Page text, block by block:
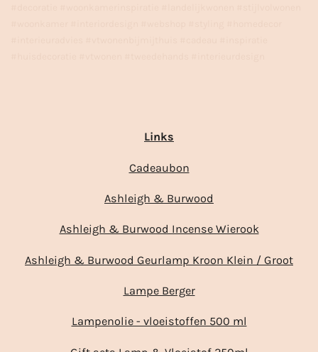
Links
Cadeaubon
Ashleigh & Burwood
Ashleigh & Burwood Incense Wierook
Ashleigh & Burwood Geurlamp Kroon Klein / Groot
Lampe Berger
Lampenolie - vloeistoffen 500 ml